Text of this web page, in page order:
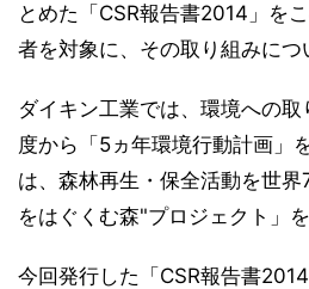
とめた「CSR報告書2014」を
者を対象に、その取り組みにつ
ダイキン工業では、環境への
度から「5ヵ年環境行動計画」
は、森林再生・保全活動を世
をはぐくむ森"プロジェクト」
今回発行した「CSR報告書